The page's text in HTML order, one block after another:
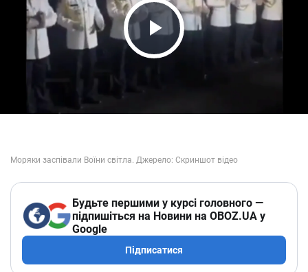
Play Video
Будьте першими у курсі головного —
підпишіться на Новини на OBOZ.UA у
Google
Підписатися